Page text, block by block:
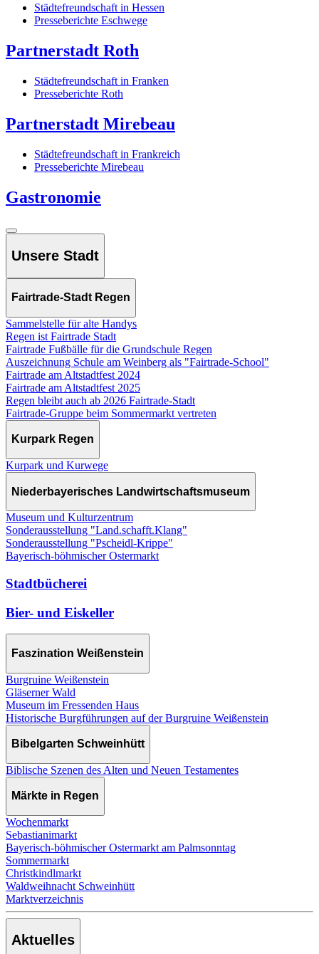
Städtefreundschaft in Hessen
Presseberichte Eschwege
Partnerstadt Roth
Städtefreundschaft in Franken
Presseberichte Roth
Partnerstadt Mirebeau
Städtefreundschaft in Frankreich
Presseberichte Mirebeau
Gastronomie
Unsere Stadt
Fairtrade-Stadt Regen
Sammelstelle für alte Handys
Regen ist Fairtrade Stadt
Fairtrade Fußbälle für die Grundschule Regen
Auszeichnung Schule am Weinberg als "Fairtrade-School"
Fairtrade am Altstadtfest 2024
Fairtrade am Altstadtfest 2025
Regen bleibt auch ab 2026 Fairtrade-Stadt
Fairtrade-Gruppe beim Sommermarkt vertreten
Kurpark Regen
Kurpark und Kurwege
Niederbayerisches Landwirtschaftsmuseum
Museum und Kulturzentrum
Sonderausstellung "Land.schafft.Klang"
Sonderausstellung "Pscheidl-Krippe"
Bayerisch-böhmischer Ostermarkt
Stadtbücherei
Bier- und Eiskeller
Faszination Weißenstein
Burgruine Weißenstein
Gläserner Wald
Museum im Fressenden Haus
Historische Burgführungen auf der Burgruine Weißenstein
Bibelgarten Schweinhütt
Biblische Szenen des Alten und Neuen Testamentes
Märkte in Regen
Wochenmarkt
Sebastianimarkt
Bayerisch-böhmischer Ostermarkt am Palmsonntag
Sommermarkt
Christkindlmarkt
Waldweihnacht Schweinhütt
Marktverzeichnis
Aktuelles